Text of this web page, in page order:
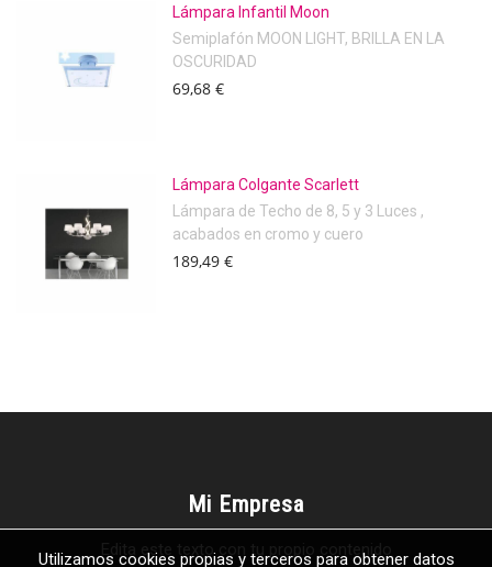
Lámpara Infantil Moon
Semiplafón MOON LIGHT, BRILLA EN LA
OSCURIDAD
69,68 €
Lámpara Colgante Scarlett
Lámpara de Techo de 8, 5 y 3 Luces ,
acabados en cromo y cuero
189,49 €
Mi Empresa
Edita este texto con tu propio contenido
Utilizamos cookies propias y terceros para obtener datos